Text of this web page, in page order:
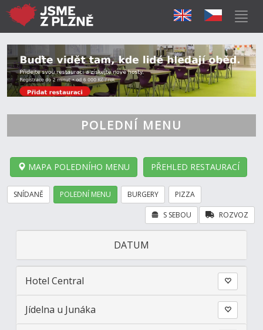
POLEDNÍ MENU
MAPA POLEDNÍHO MENU PŘEHLED RESTAURACÍ
SNÍDANĚ POLEDNÍ MENU BURGERY PIZZA
ROZVOZ
S SEBOU
DATUM
Hotel Central
Jídelna u Junáka